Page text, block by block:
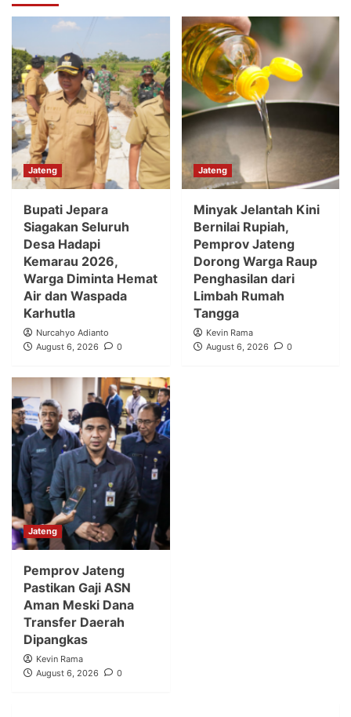
Jateng
Bupati Jepara
Siagakan Seluruh
Desa Hadapi
Kemarau 2026,
Warga Diminta Hemat
Air dan Waspada
Karhutla
Nurcahyo Adianto
August 6, 2026
0
Jateng
Minyak Jelantah Kini
Bernilai Rupiah,
Pemprov Jateng
Dorong Warga Raup
Penghasilan dari
Limbah Rumah
Tangga
Kevin Rama
August 6, 2026
0
Jateng
Pemprov Jateng
Pastikan Gaji ASN
Aman Meski Dana
Transfer Daerah
Dipangkas
Kevin Rama
August 6, 2026
0